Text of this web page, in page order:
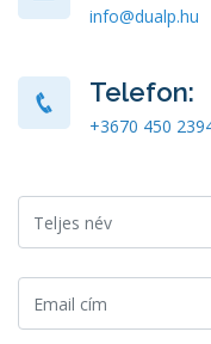
info@dualp.hu
Telefon:
+3670 450